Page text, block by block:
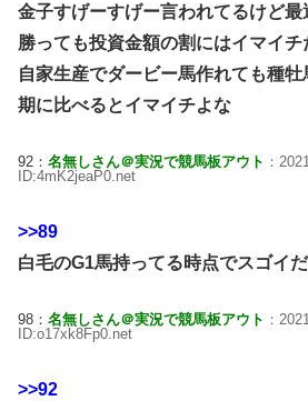
金子すげーすげー言われてるけど
勝っても投資金額の割にはイマイチ
自家生産でダービー馬作れても種
期に比べるとイマイチよな
92： 名無しさん＠実況で競馬板アウト ：
ID:4mK2jeaP0.net
>>89
白毛のG1馬持ってる時点でスゴイ
98： 名無しさん＠実況で競馬板アウト ：
ID:o17xk8Fp0.net
>>92